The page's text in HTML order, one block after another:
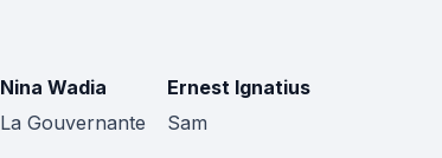
Nina Wadia
La Gouvernante
Ernest Ignatius
Sam